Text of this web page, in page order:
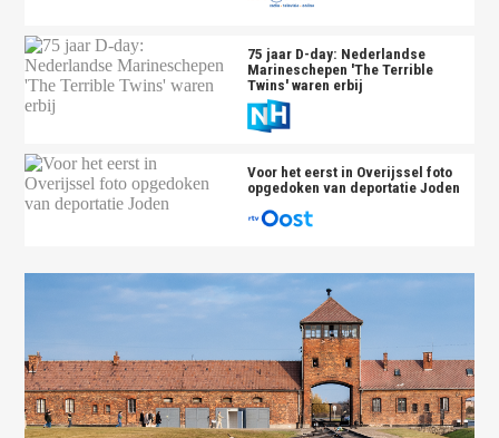
75 jaar D-day: Nederlandse
Marineschepen 'The Terrible
Twins' waren erbij
Voor het eerst in Overijssel foto
opgedoken van deportatie Joden